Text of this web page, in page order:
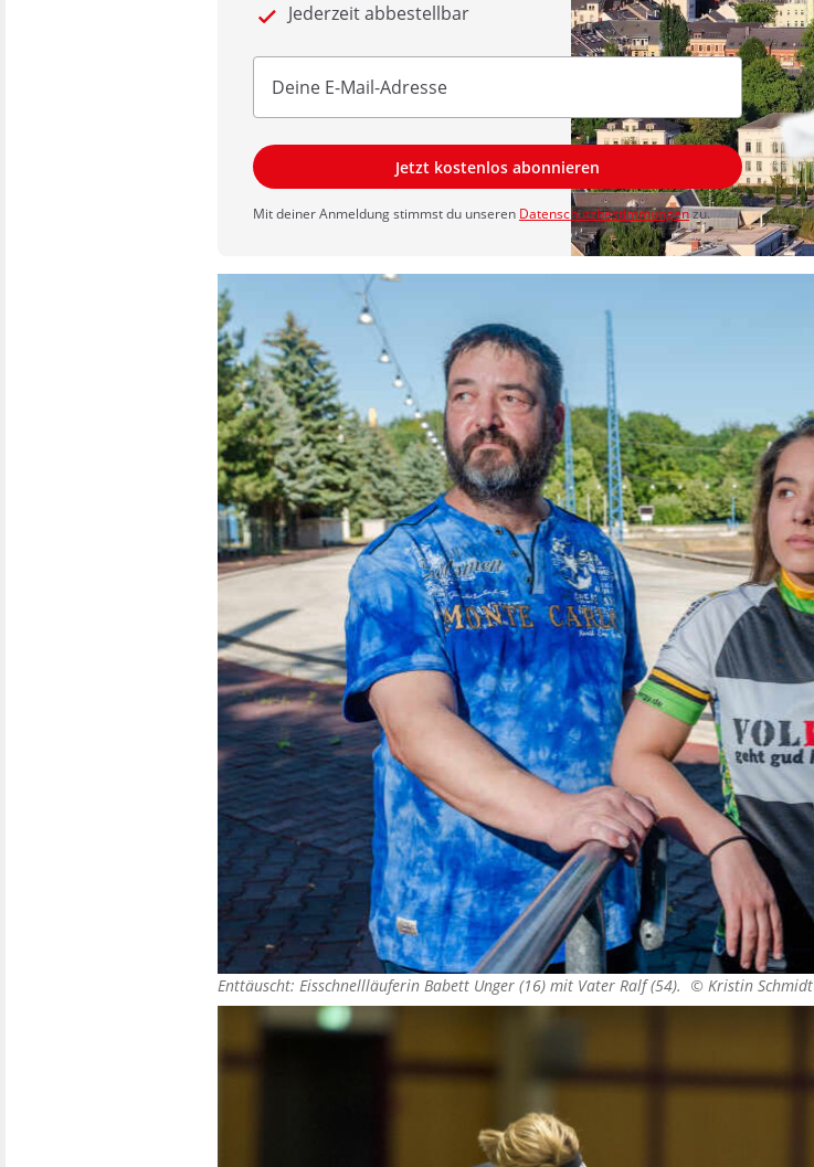
Jederzeit abbestellbar
Jetzt kostenlos abonnieren
Mit deiner Anmeldung stimmst du unseren Datenschutzbestimmungenzu.
Enttäuscht: Eisschnellläuferin Babett Unger (16) mit Vater Ralf (54). © Kristin Schmidt